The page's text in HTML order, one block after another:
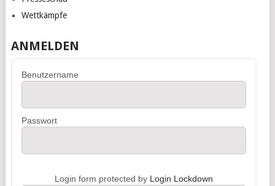
Wettkämpfe
ANMELDEN
Benutzername
Passwort
Login form protected by Login Lockdown